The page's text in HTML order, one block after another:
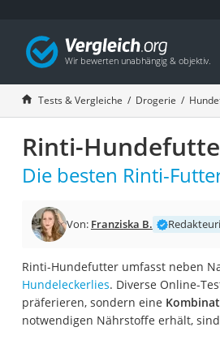
Tests & Vergleiche Drogerie
Rinti-
Die besten Rinti-
Von: Franziska B.
Rinti-Hundefutter umfasst neben
Hundeleckerlies. Diverse Online-
präferieren, sondern eine
notwendigen Nährstoffe erhält,